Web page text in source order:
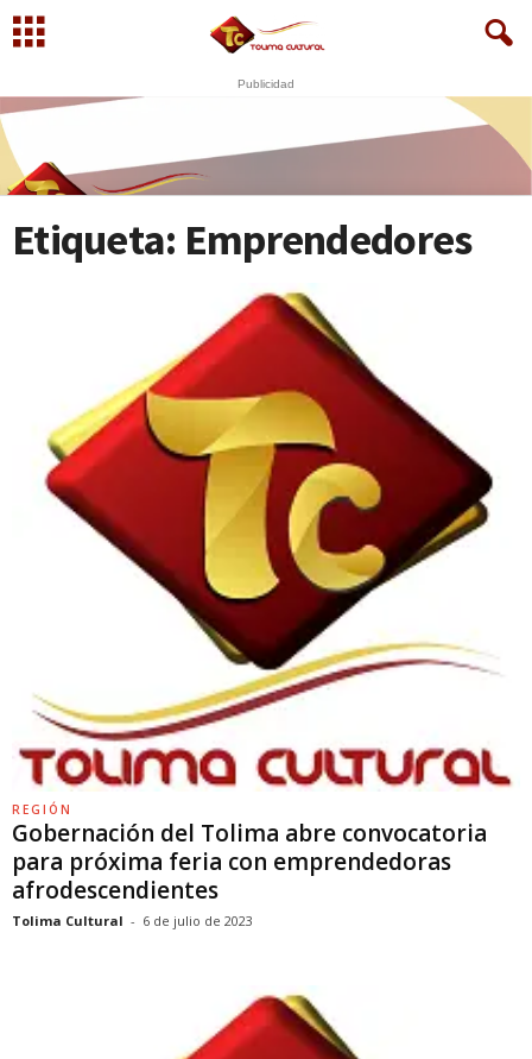
Publicidad
Etiqueta: Emprendedores
REGIÓN
Gobernación del Tolima abre convocatoria
para próxima feria con emprendedoras
afrodescendientes
Tolima Cultural - 6 de julio de 2023